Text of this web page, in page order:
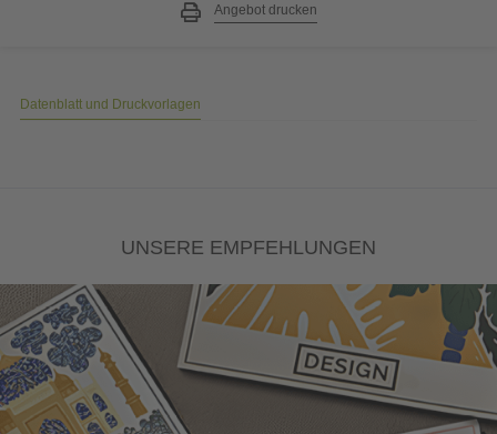
Angebot drucken
Datenblatt und Druckvorlagen
UNSERE EMPFEHLUNGEN